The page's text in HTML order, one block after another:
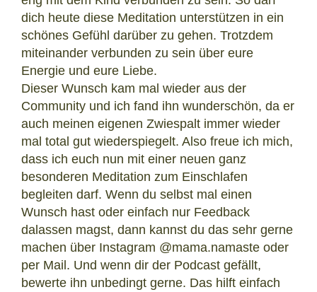
dich heute diese Meditation unterstützen in ein
schönes Gefühl darüber zu gehen. Trotzdem
miteinander verbunden zu sein über eure
Energie und eure Liebe.
Dieser Wunsch kam mal wieder aus der
Community und ich fand ihn wunderschön, da er
auch meinen eigenen Zwiespalt immer wieder
mal total gut wiederspiegelt. Also freue ich mich,
dass ich euch nun mit einer neuen ganz
besonderen Meditation zum Einschlafen
begleiten darf. Wenn du selbst mal einen
Wunsch hast oder einfach nur Feedback
dalassen magst, dann kannst du das sehr gerne
machen über Instagram @mama.namaste oder
per Mail. Und wenn dir der Podcast gefällt,
bewerte ihn unbedingt gerne. Das hilft einfach